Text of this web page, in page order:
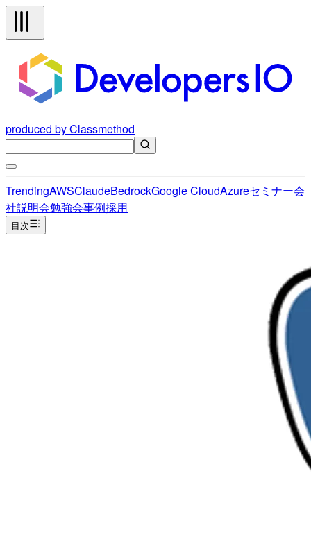
produced by Classmethod
TrendingAWSClaudeBedrockGoogle CloudAzureセミナー会
社説明会勉強会事例採用
目次